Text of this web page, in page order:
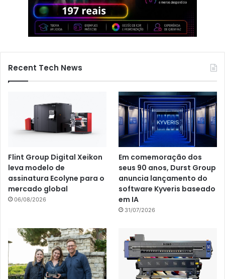
Recent Tech News
Flint Group Digital Xeikon
leva modelo de
assinatura Ecolyne para o
mercado global
06/08/2026
Em comemoração dos
seus 90 anos, Durst Group
anuncia lançamento do
software Kyveris baseado
em IA
31/07/2026